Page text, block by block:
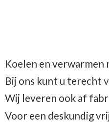
Koelen en verwarmen
Bij ons kunt u terecht
Wij leveren ook af
Voor een deskundig